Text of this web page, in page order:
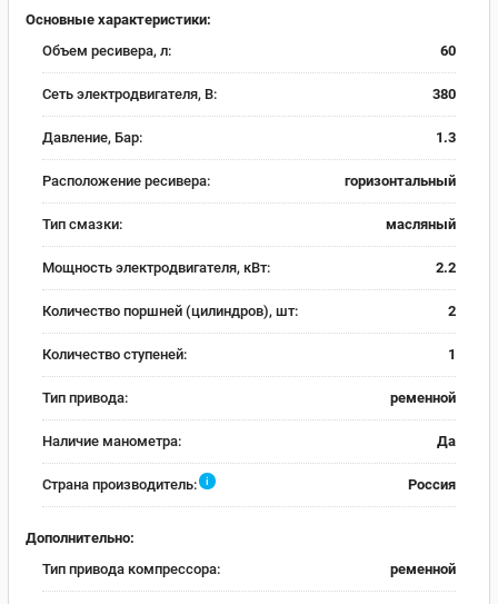
Основные характеристики:
Объем ресивера, л:
60
Сеть электродвигателя, В: 380
Давление, Бар: 1.3
Расположение ресивера: горизонтальный
Тип смазки: масляный
Мощность электродвигателя, кВт: 2.2
Количество поршней (цилиндров), шт: 2
Количество ступеней: 1
Тип привода: ременной
Наличие манометра: Да
Страна производитель: i Россия
Дополнительно:
Тип привода компрессора:
ременной